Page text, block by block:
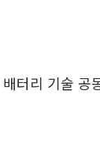
터리 기술 공